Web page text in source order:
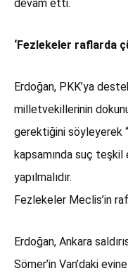
devam etti.
‘Fezlekeler raflarda
Erdoğan, PKK’ya
milletvekillerinin
gerektiğini söyleyerek
kapsamında suç
yapılmalıdır.
Fezlekeler Meclis’in
Erdoğan, Ankara
Sömer’in Van’daki